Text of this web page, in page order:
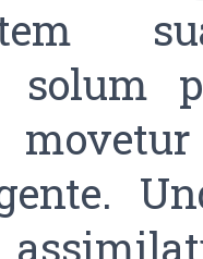
solum